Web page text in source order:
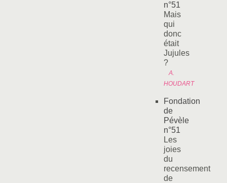
n°51
Mais
qui
donc
était
Jujules
?
A.
HOUDART
Fondation
de
Pévèle
n°51
Les
joies
du
recensement
de